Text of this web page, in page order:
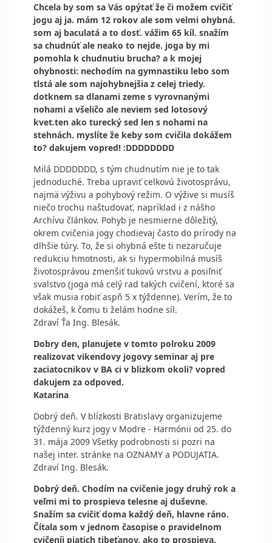
Chcela by som sa Vás opýtať že či možem cvičiť
jogu aj ja. mám 12 rokov ale som velmi ohybná.
som aj baculatá a to dosť. vážim 65 kíl. snažím
sa chudnúť ale neako to nejde. joga by mi
pomohla k chudnutiu brucha? a k mojej
ohybnosti: nechodím na gymnastiku lebo som
tlstá ale som najohybnejšia z celej triedy.
dotknem sa dlanami zeme s vyrovnanými
nohami a všeličo ale neviem sed lotosový
kvet.ten ako turecký sed len s nohami na
stehnách. myslíte že keby som cvičila dokážem
to? dakujem vopred! :DDDDDDDD
Milá DDDDDDD, s tým chudnutím nie je to tak
jednoduché. Treba upraviť celkovú životosprávu,
najmä výživu a pohybový režim. O výžive si musíš
niečo trochu naštudovať, napríklad i z nášho
Archívu článkov. Pohyb je nesmierne dôležitý,
okrem cvičenia jogy chodievaj často do prírody na
dlhšie túry. To, že si ohybná ešte ti nezaručuje
redukciu hmotnosti, ak si hypermobilná musíš
životosprávou zmenšiť tukovú vrstvu a posiľniť
svalstvo (joga má celý rad takých cvičení, ktoré sa
však musia robiť aspň 5 x týždenne). Verím, že to
dokážeš, k čomu ti želám hodne síl.
Zdraví Ťa Ing. Blesák.
Dobry den, planujete v tomto polroku 2009
realizovat vikendovy jogovy seminar aj pre
zaciatocnikov v BA ci v blizkom okoli? vopred
dakujem za odpoved.
Katarina
Dobrý deň. V blízkosti Bratislavy organizujeme
týždenný kurz jogy v Modre - Harmónii od 25. do
31. mája 2009 Všetky podrobnosti si pozri na
našej inter. stránke na OZNAMY a PODUJATIA.
Zdraví Ing. Blesák.
Dobrý deň. Chodím na cvičenie jogy druhý rok a
veľmi mi to prospieva telesne aj duševne.
Snažím sa cvičiť doma každý deň, hlavne ráno.
Čítala som v jednom časopise o pravidelnom
cvičeníi piatich tibeťanov, ako to prospieva.